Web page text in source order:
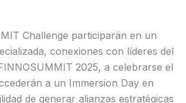
Challenge participarán en un
conexiones con líderes del
2025, a celebrarse el
a un Immersion Day en
de generar alianzas estratégicas